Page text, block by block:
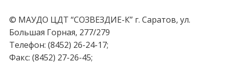
© МАУДО ЦДТ “СОЗВЕЗДИЕ-К” г. Саратов, ул.
Большая Горная, 277/279
Телефон: (8452) 26-24-17;
Факс: (8452) 27-26-45;